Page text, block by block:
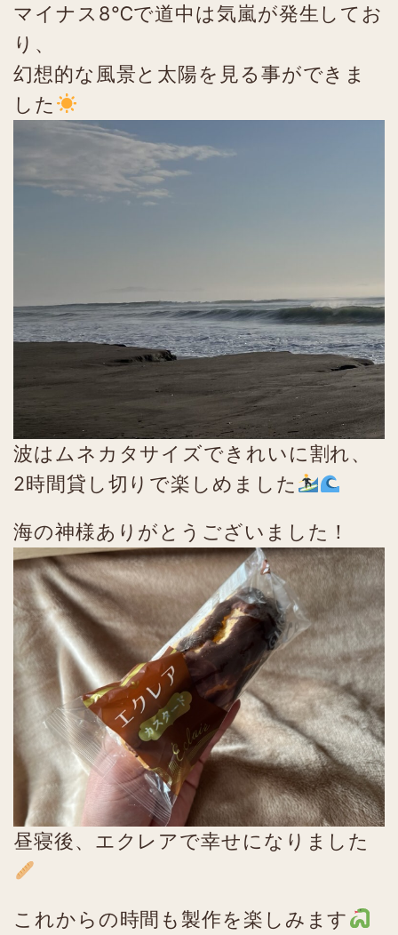
マイナス8℃で道中は気嵐が発生してお
り、
幻想的な風景と太陽を見る事ができま
した
波はムネカタサイズできれいに割れ、
2時間貸し切りで楽しめました
海の神様ありがとうございました！
昼寝後、エクレアで幸せになりました
これからの時間も製作を楽しみます